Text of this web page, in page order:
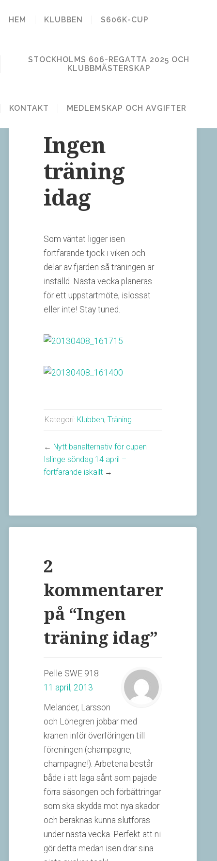
HEM KLUBBEN S606K-CUP
STOCKHOLMS 606-REGATTA 2025 OCH
KLUBBMÄSTERSKAP
KONTAKT MEDLEMSKAP OCH AVGIFTER
STOCKHOLM
606 KLUBB
2 Comments
Ingen
träning
idag
Som väntat ligger isen
fortfarande tjock i viken och
delar av fjärden så träningen är
inställd. Nästa vecka planeras
för ett uppstartmöte, islossat
eller inte! Stay tuned.
Kategori: Klubben, Träning
← Nytt banalternativ för cupen
Islinge söndag 14 april –
fortfarande iskallt→
2
kommentarer
på “Ingen
träning idag”
Pelle SWE 918
11 april, 2013
Melander, Larsson
och Lönegren jobbar med
kranen inför överföringen till
föreningen (champagne,
champagne!). Arbetena består
både i att laga sånt som pajade
förra säsongen och förbättringar
som ska skydda mot nya skador
och beräknas kunna slutföras
under nästa vecka. Perfekt att ni
gör detta medan isen drar sina